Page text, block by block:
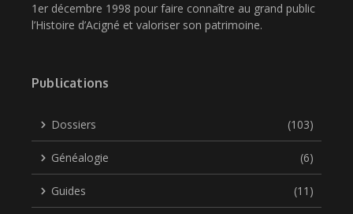
1er décembre 1998 pour faire connaître au grand public
l’Histoire d’Acigné et valoriser son patrimoine.
Publications
Dossiers (103)
Généalogie (6)
Guides (11)